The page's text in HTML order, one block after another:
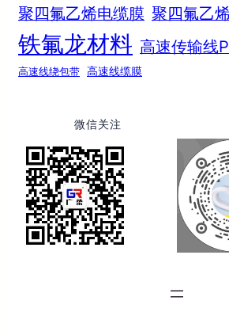
聚四氟乙烯电缆膜 聚四氟乙
铁氟龙材料 高速传输线
高速线绕包带 高速线缆膜
微信关注